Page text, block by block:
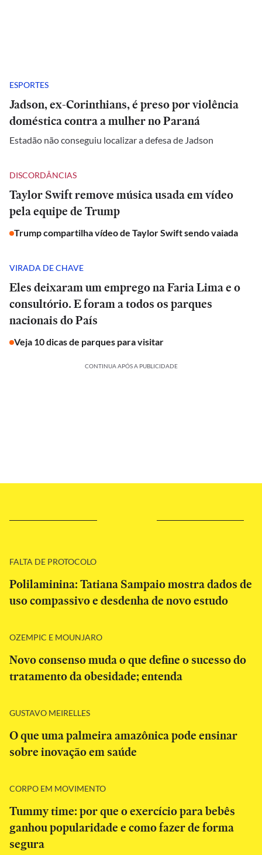
ESPORTES
Jadson, ex-Corinthians, é preso por violência
doméstica contra a mulher no Paraná
Estadão não conseguiu localizar a defesa de Jadson
DISCORDÂNCIAS
Taylor Swift remove música usada em vídeo
pela equipe de Trump
Trump compartilha vídeo de Taylor Swift sendo vaiada
VIRADA DE CHAVE
Eles deixaram um emprego na Faria Lima e o
consultório. E foram a todos os parques
nacionais do País
Veja 10 dicas de parques para visitar
CONTINUA APÓS A PUBLICIDADE
FALTA DE PROTOCOLO
Polilaminina: Tatiana Sampaio mostra dados de
uso compassivo e desdenha de novo estudo
OZEMPIC E MOUNJARO
Novo consenso muda o que define o sucesso do
tratamento da obesidade; entenda
GUSTAVO MEIRELLES
O que uma palmeira amazônica pode ensinar
sobre inovação em saúde
CORPO EM MOVIMENTO
Tummy time: por que o exercício para bebês
ganhou popularidade e como fazer de forma
segura